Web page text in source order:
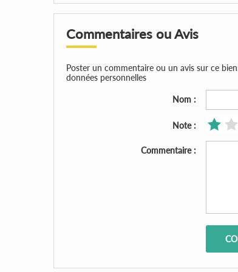
Commentaires ou Avis
Poster un commentaire ou un avis sur ce
données personnelles
Nom :
Note :
Commentaire :